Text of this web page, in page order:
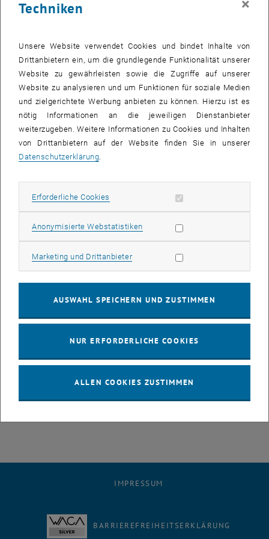
"Mammutprojekt" auf der Strecke Graz - Klagenfurt wirtschaftlich
sinnvoll? Welche regionalplanerischen Maßnahmen müssten
getroffen werden um eine Fahrzeit von 60 min überhaupt zu
ermöglichen? Wieso werden die Wertschöpfungseffekte und der
jährliche Nutzen der Koralmbahn "schöngerechnet"? Welche
Alternativen gibt es für die historisch verkehrsplanerisch
benachteiligte Südachse Österreichs? Was spricht gegen einen
Verlauf der Strecke Graz - Maribor - Klagenfurt? Welche sinnvolleren
Projekte könnten anstelle des Koralmtunnels noch berücksichtigt
Prof. Thomas Macoun
Wir bitten um
Anmeldung
zum Pressegespräch per <link>e-Mail an
Rückfragenhinweis:
Mag. Daniela Ausserhuber
Karlsplatz 13/E011, A-1040 Wien
T +43-1-58801-41027
E <link>daniela.ausserhuber@tuwien.ac.at
www.tuwien.ac.at/pr
IMPRESSUM
BARRIEREFREIHEITSERKLÄRUNG
Techniken
×
Unsere Website verwendet Cookies und bindet Inhalte von
Drittanbietern ein, um die grundlegende Funktionalität unserer
Website zu gewährleisten sowie die Zugriffe auf unserer
Website zu analysieren und um Funktionen für soziale Medien
und zielgerichtete Werbung anbieten zu können. Hierzu ist es
nötig Informationen an die jeweiligen Dienstanbieter
weiterzugeben. Weitere Informationen zu Cookies und Inhalten
von Drittanbietern auf der Website finden Sie in unserer
Datenschutzerklärung.
Erforderliche Cookies Erforderliche Cookies zulassen
Anonymisierte WebstatistikenStatistik Cookies zulassen
Marketing und DrittanbieterMarketing Cookies zulassen
AUSWAHL SPEICHERN UND ZUSTIMMEN
NUR ERFORDERLICHE COOKIES
ALLEN COOKIES ZUSTIMMEN